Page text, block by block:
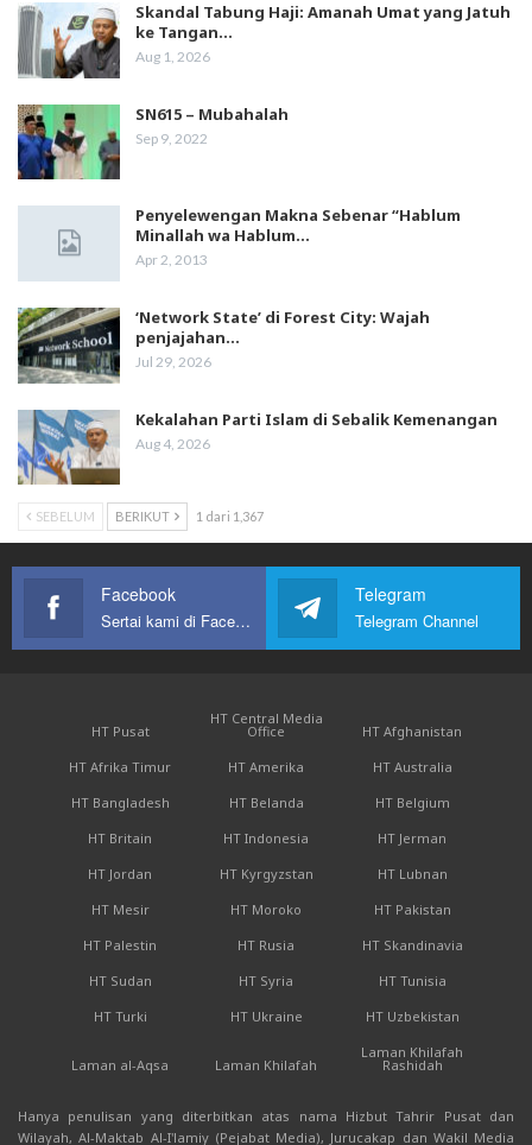
Skandal Tabung Haji: Amanah Umat yang Jatuh
ke Tangan…
Aug 1, 2026
SN615 – Mubahalah
Sep 9, 2022
Penyelewengan Makna Sebenar “Hablum
Minallah wa Hablum…
Apr 2, 2013
‘Network State’ di Forest City: Wajah
penjajahan…
Jul 29, 2026
Kekalahan Parti Islam di Sebalik Kemenangan
Aug 4, 2026
SEBELUM BERIKUT 1 dari 1,367
Facebook
Sertai kami di Facebook
Telegram
Telegram Channel
HT Pusat
HT Central Media
Office
HT Afghanistan
HT Afrika Timur
HT Amerika
HT Australia
HT Bangladesh
HT Belanda
HT Belgium
HT Britain
HT Indonesia
HT Jerman
HT Jordan
HT Kyrgyzstan
HT Lubnan
HT Mesir
HT Moroko
HT Pakistan
HT Palestin
HT Rusia
HT Skandinavia
HT Sudan
HT Syria
HT Tunisia
HT Turki
HT Ukraine HT Uzbekistan
Laman al-Aqsa Laman Khilafah
Laman Khilafah
Rashidah
Hanya penulisan yang diterbitkan atas nama Hizbut Tahrir Pusat dan
Wilayah, Al-Maktab Al-I'lamiy (Pejabat Media), Jurucakap dan Wakil Media